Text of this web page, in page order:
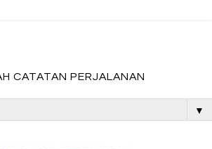
CATATAN PERJALANAN
▼